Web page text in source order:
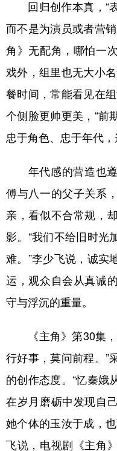
回归创作本真，“表
而不是为演员或者营
角》无配角，哪怕一
戏外，组里也无大小
餐时间，常能看见在
个侧脸更帅更美，“前
忠于角色、忠于年代，
年代感的营造也遵
傅与八一的父子关系
亲，看似不合常规，
影。“我们不给旧时光
难。”李少飞说，诚实
运，观众自会从真诚
守与浮沉的重量。
《主角》第30集，
行好事，莫问前程。”
的创作态度。“忆秦娥
在岁月磨砺中发现自
她个体的玉汝于成，
飞说，电视剧《主角